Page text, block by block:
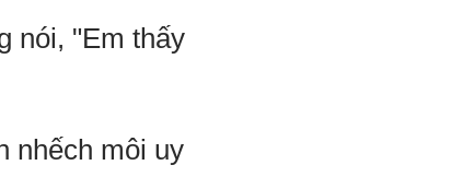
nói, "Em thấy
nhếch môi uy